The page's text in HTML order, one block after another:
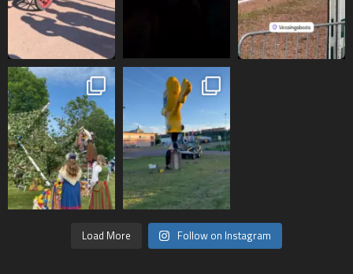
Load More Follow on Instagram